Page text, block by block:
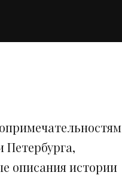
описания истории